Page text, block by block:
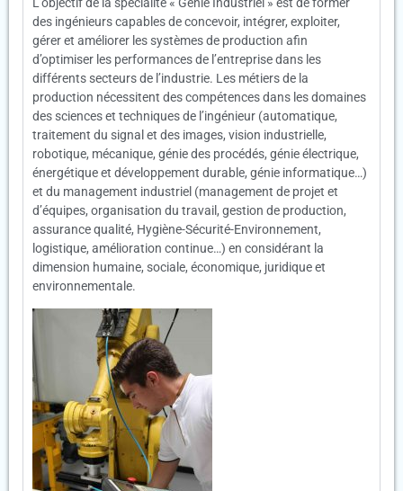
des ingénieurs capables de concevoir, intégrer, exploiter,
gérer et améliorer les systèmes de production afin
d’optimiser les performances de l’entreprise dans les
différents secteurs de l’industrie. Les métiers de la
production nécessitent des compétences dans les domaines
des sciences et techniques de l’ingénieur (automatique,
traitement du signal et des images, vision industrielle,
robotique, mécanique, génie des procédés, génie électrique,
énergétique et développement durable, génie informatique…)
et du management industriel (management de projet et
d’équipes, organisation du travail, gestion de production,
assurance qualité, Hygiène-Sécurité-Environnement,
logistique, amélioration continue…) en considérant la
dimension humaine, sociale, économique, juridique et
environnementale.